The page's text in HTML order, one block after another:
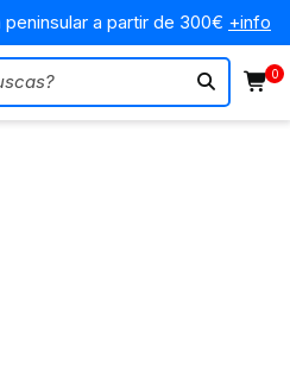
peninsular a partir de 300€ +info
0